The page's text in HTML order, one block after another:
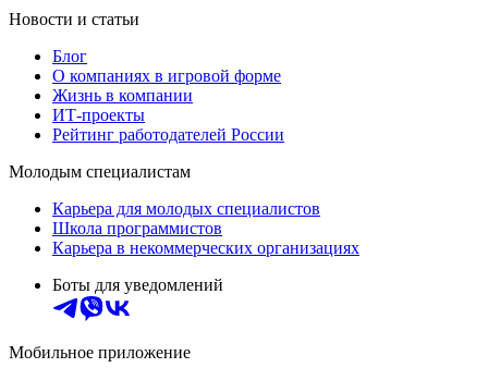
Новости и статьи
Блог
О компаниях в игровой форме
Жизнь в компании
ИТ-проекты
Рейтинг работодателей России
Молодым специалистам
Карьера для молодых специалистов
Школа программистов
Карьера в некоммерческих организациях
Боты для уведомлений
Мобильное приложение